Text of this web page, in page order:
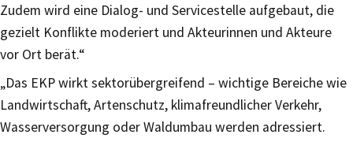
Zudem wird eine Dialog- und Servicestelle aufgebaut, die
gezielt Konflikte moderiert und Akteurinnen und Akteure
vor Ort berät.“
„Das EKP wirkt sektorübergreifend – wichtige Bereiche wie
Landwirtschaft, Artenschutz, klimafreundlicher Verkehr,
Wasserversorgung oder Waldumbau werden adressiert.